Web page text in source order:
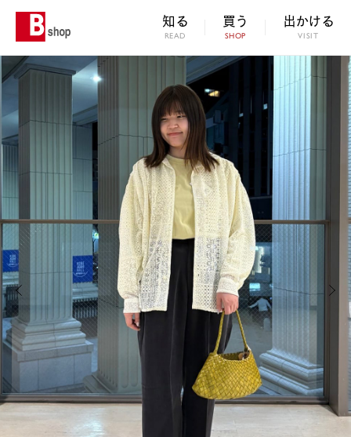
知る
READ
買う
SHOP
出かける
VISIT